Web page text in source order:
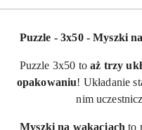
Puzzle - 3x50 - Myszki
Puzzle 3x50 toaż trzy
opakowaniu! Układanie
nim
Myszki na wakacjach to